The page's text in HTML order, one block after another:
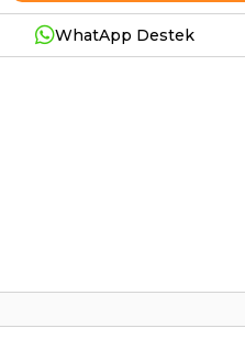
WhatApp Destek